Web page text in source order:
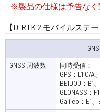
※製品の仕様は予告なく
【D-RTK 2 モバイルステ
GNSS 周波数
同時受信：
GPS：L1 C/A
BEIDOU：B1
GLONASS：
Galileo：E1